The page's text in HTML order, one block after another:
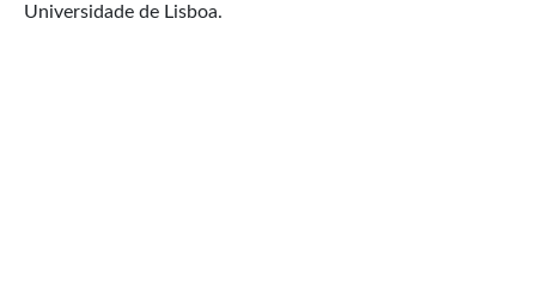
Universidade de Lisboa.